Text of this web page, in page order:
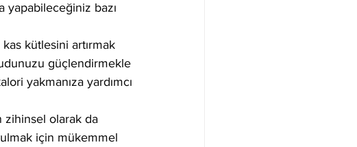
yapabileceğiniz bazı
kütlesini artırmak
güçlendirmekle
yakmanıza yardımcı
zihinsel olarak da
için mükemmel